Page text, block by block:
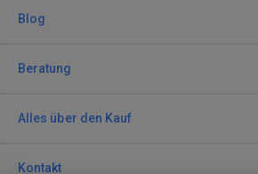
Blog
Beratung
Alles über den Kauf
Kontakt